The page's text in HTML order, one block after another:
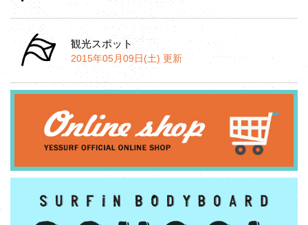
観光スポット
2015年05月09日(土) 更新